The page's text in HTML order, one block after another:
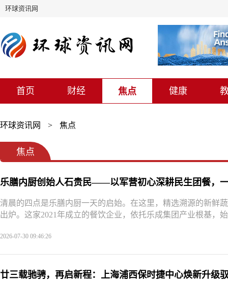
环球资讯网
首页 财经 焦点 健康
环球资讯网 > 焦点
焦点
乐膳内厨创始人石贵民——以军营初心深耕民生团餐，
清晨的四点是乐膳内厨一天的启始。在这里，精选溯源的新鲜
出炉。这家2021年成立的餐饮企业，依托乐成集团产业根基，
2026-07-30 09:46:26
廿三载驰骋，再启新程：上海浦西保时捷中心焕新升级